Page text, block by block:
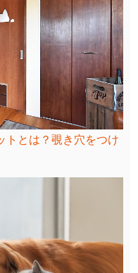
トとは？覗き穴をつけ